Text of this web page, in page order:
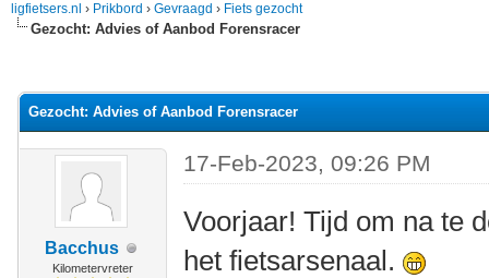
ligfietsers.nl › Prikbord › Gevraagd › Fiets gezocht
Gezocht: Advies of Aanbod Forensracer
Gezocht: Advies of Aanbod Forensracer
Bacchus
Kilometervreter
17-Feb-2023, 09:26 PM
Voorjaar! Tijd om na te
het fietsarsenaal.